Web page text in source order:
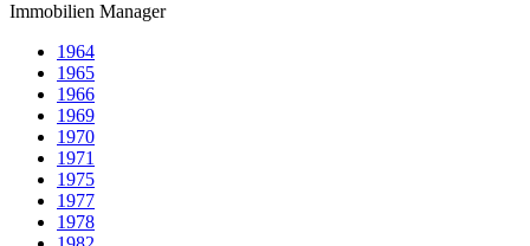
Immobilien Manager
1964
1965
1966
1969
1970
1971
1975
1977
1978